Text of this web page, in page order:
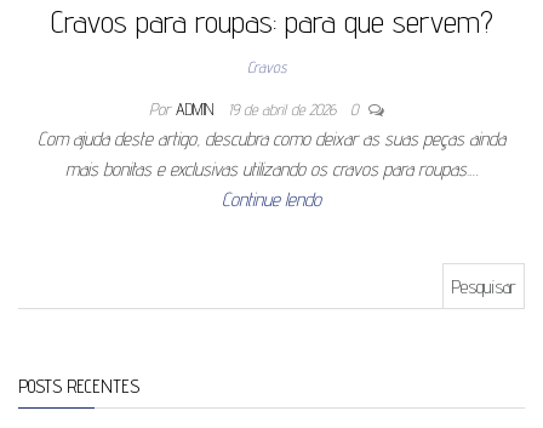
Cravos para roupas: para que servem?
Cravos
Por ADMIN 19 de abril de 2026 0
Com ajuda deste artigo, descubra como deixar as suas peças ainda
mais bonitas e exclusivas utilizando os cravos para roupas.…
Continue lendo
POSTS RECENTES